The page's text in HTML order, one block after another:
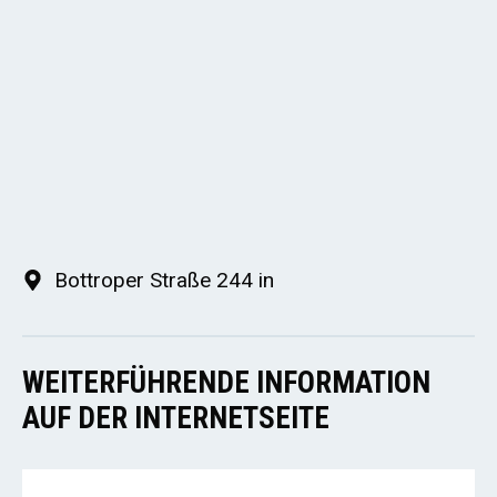
Bottroper Straße 244 in
WEITERFÜHRENDE INFORMATION
AUF DER INTERNETSEITE